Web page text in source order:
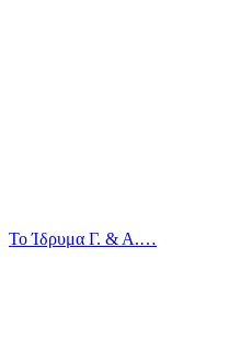
Το Ίδρυμα Γ. & Α.…